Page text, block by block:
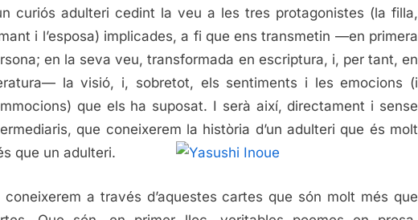
curiós adulteri cedint la veu a les tres protagonistes (la filla,
i l’esposa) implicades, a fi que ens transmetin —en primera
en la seva veu, transformada en escriptura, i, per tant, en
la visió, i, sobretot, els sentiments i les emocions (i
que els ha suposat. I serà així, directament i sense
que coneixerem la història d’un adulteri que és molt
que un adulteri.
coneixerem a través d’aquestes cartes que són molt més que